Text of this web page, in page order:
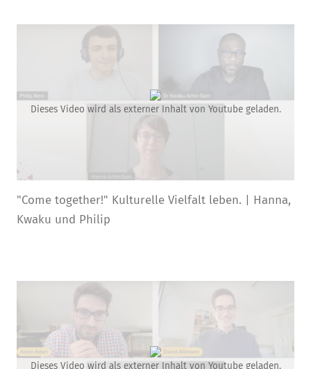
Dieses Video wird als externer Inhalt von Youtube geladen.
"Come together!" Kulturelle Vielfalt leben. | Hanna,
Kwaku und Philip
Dieses Video wird als externer Inhalt von Youtube geladen.